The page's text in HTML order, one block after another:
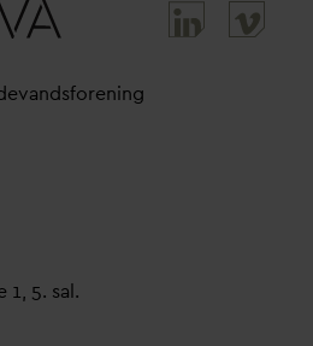
vandsforening
1, 5. sal.